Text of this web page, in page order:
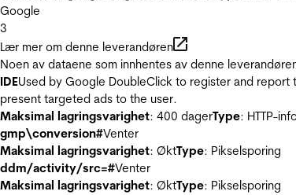
Google
3
Lær mer om denne leverandøren
Noen av dataene som innhentes av denne
IDEUsed by Google DoubleClick to register and
present targeted ads to the user.
Maksimal lagringsvarighet: 400 dagerType: HTTP-
gmp\conversion#Venter
Maksimal lagringsvarighet: ØktType: Pikselsporing
ddm/activity/src=#Venter
Maksimal lagringsvarighet: ØktType: Pikselsporing